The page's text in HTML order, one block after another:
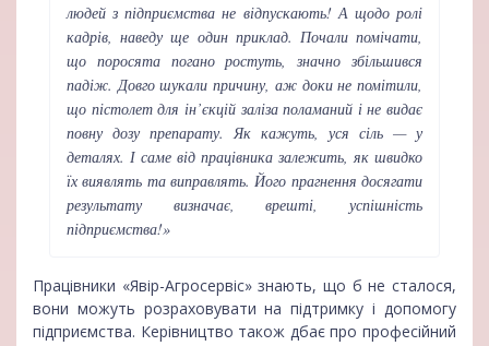
людей з підприємства не відпускають! А щодо ролі
кадрів, наведу ще один приклад. Почали помічати,
що поросята погано ростуть, значно збільшився
падіж. Довго шукали причину, аж доки не помітили,
що пістолет для ін’єкцій заліза поламаний і не видає
повну дозу препарату. Як кажуть, уся сіль — у
деталях. І саме від працівника залежить, як швидко
їх виявлять та виправлять. Його прагнення досягати
результату визначає, врешті, успішність
підприємства!»
Працівники «Явір-Агросервіс» знають, що б не сталося,
вони можуть розраховувати на підтримку і допомогу
підприємства. Керівництво також дбає про професійний